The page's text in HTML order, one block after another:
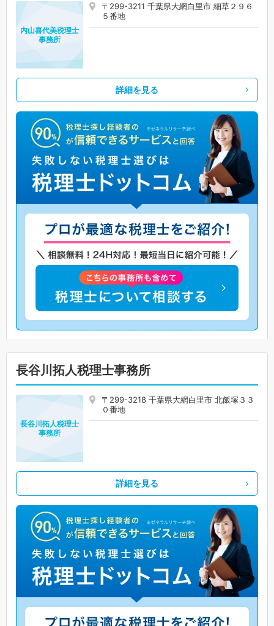
〒299-3211 千葉県大網白里市 細草２９６
５番地
内山喜代美税理士
事務所
詳細を見る
長谷川拓人税理士事務所
〒299-3218 千葉県大網白里市 北飯塚３３
０番地
長谷川拓人税理士
事務所
詳細を見る